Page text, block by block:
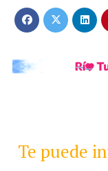
Te puede